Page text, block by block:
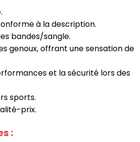
à la description.
bandes/sangle.
genoux, offrant une sensation de
et la sécurité lors des
sports.
prix.
: